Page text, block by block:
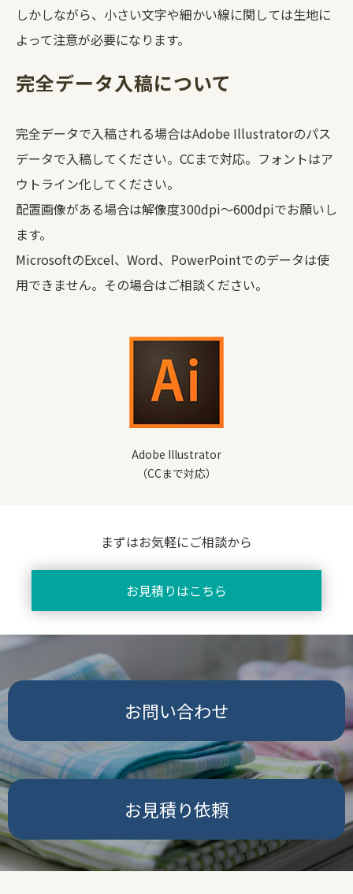
しかしながら、小さい文字や細かい線に関しては生地に
よって注意が必要になります。
完全データ入稿について
完全データで入稿される場合はAdobe Illustratorのパス
データで入稿してください。CCまで対応。フォントはア
ウトライン化してください。
配置画像がある場合は解像度300dpi～600dpiでお願いし
ます。
MicrosoftのExcel、Word、PowerPointでのデータは使
用できません。その場合はご相談ください。
Adobe Illustrator
（CCまで対応）
まずはお気軽にご相談から
お見積りはこちら
お問い合わせ
お見積り依頼